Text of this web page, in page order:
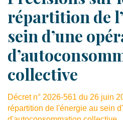
répartition de
sein d’une
collective
Décret n° 2026-561 du 26 juin
répartition de l'énergie au sein